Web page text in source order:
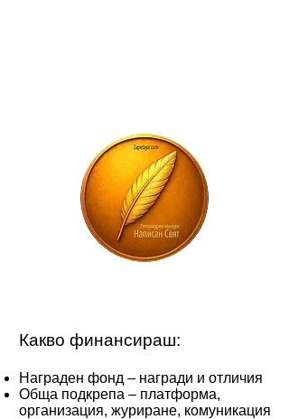
Какво финансираш:
Награден фонд – награди и отличия
Обща подкрепа – платформа,
организация, журиране, комуникация